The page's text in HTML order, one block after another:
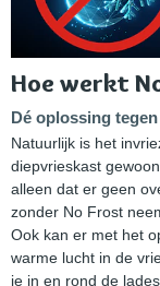
Hoe werkt
Dé oplossing
Natuurlijk is het
diepvrieskast
alleen dat er geen
zonder No Frost
Ook kan er met het
warme lucht in de
je in en rond de